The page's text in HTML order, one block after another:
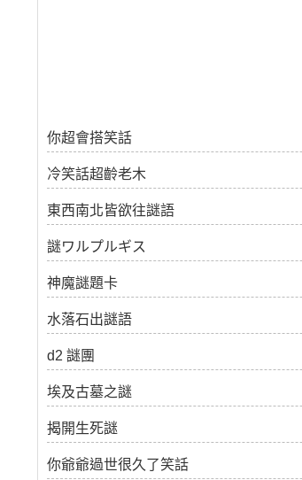
你超會搭笑話
冷笑話超齡老木
東西南北皆欲往謎語
謎ワルプルギス
神魔謎題卡
水落石出謎語
d2 謎團
埃及古墓之謎
揭開生死謎
你爺爺過世很久了笑話